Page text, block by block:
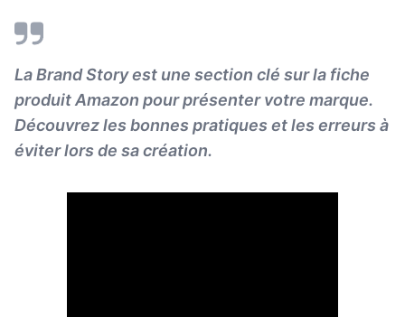
La Brand Story est une section clé sur la fiche
produit Amazon pour présenter votre marque.
Découvrez les bonnes pratiques et les erreurs à
éviter lors de sa création.